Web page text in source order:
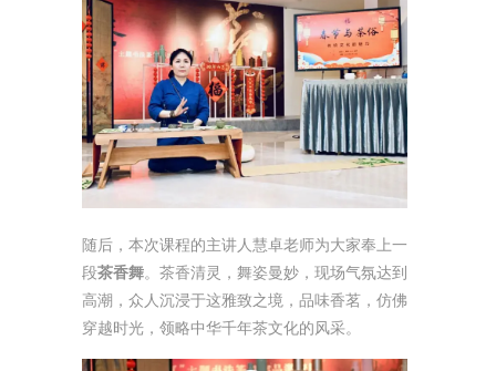
随后，本次课程的主讲人慧卓老师为大家奉上一
段茶香舞。茶香清灵，舞姿曼妙，现场气氛达到
高潮，众人沉浸于这雅致之境，品味香茗，仿佛
穿越时光，领略中华千年茶文化的风采。